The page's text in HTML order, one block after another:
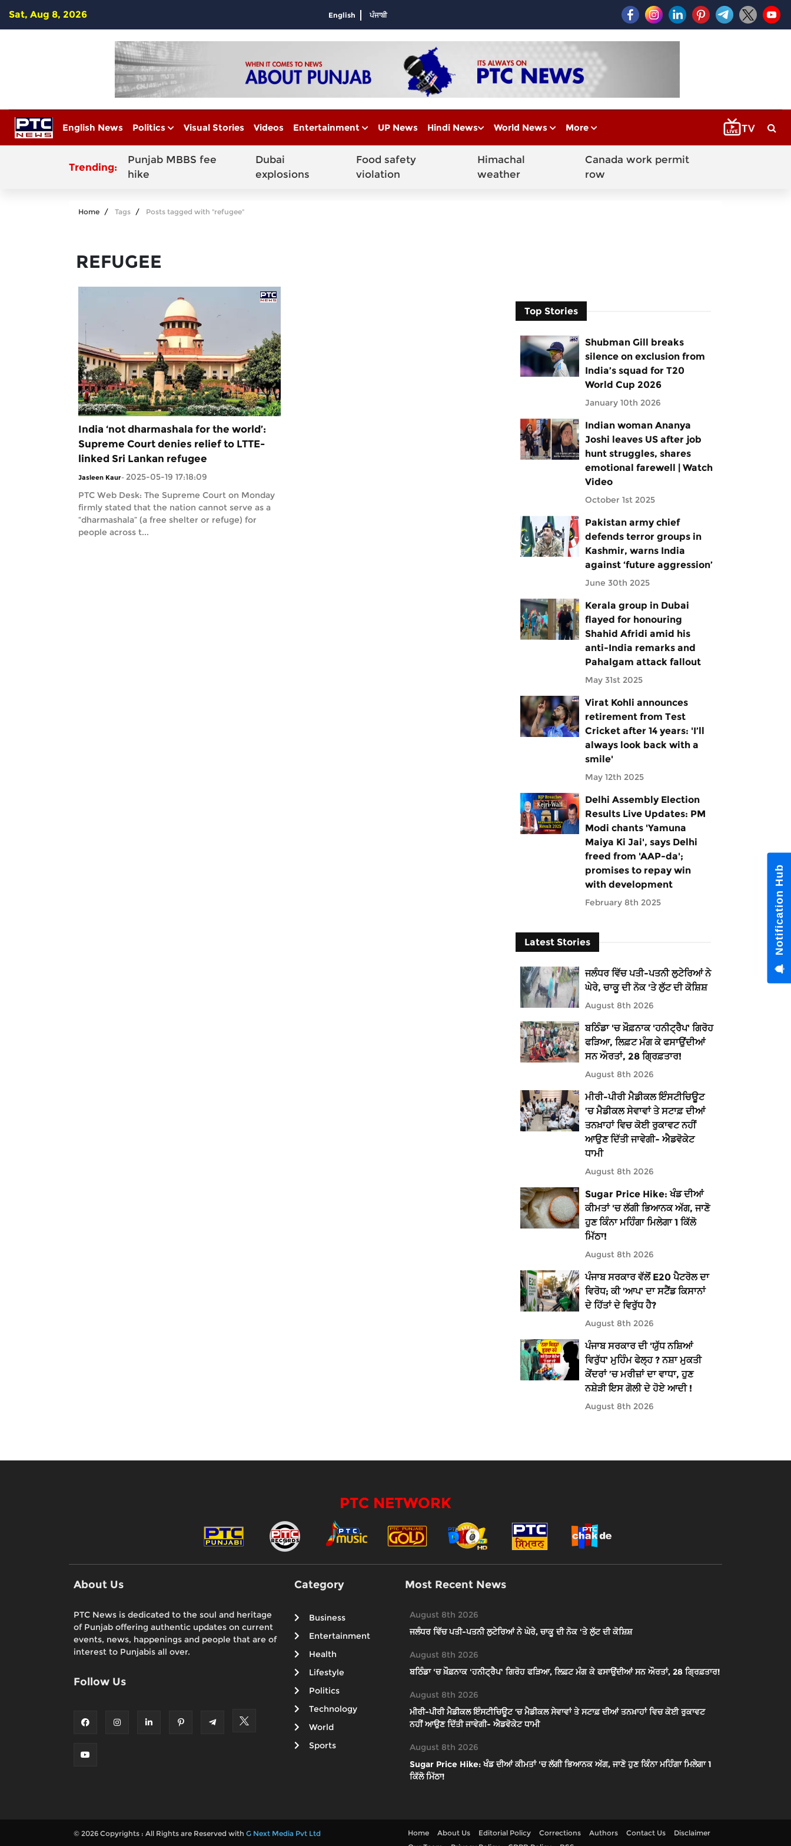
Sat, Aug 8, 2026 English ਪੰਜਾਬੀ
English News Politics Visual Stories Videos Entertainment UP News Hindi News World News More
Trending:
Punjab MBBS fee
hike
Dubai
explosions
Food safety
violation
Himachal
weather
Canada work permit
row
Home Tags Posts tagged with "refugee"
REFUGEE
India ‘not dharmashala for the world’:
Supreme Court denies relief to LTTE-
linked Sri Lankan refugee
Jasleen Kaur- 2025-05-19 17:18:09
PTC Web Desk: The Supreme Court on Monday
firmly stated that the nation cannot serve as a
“dharmashala” (a free shelter or refuge) for
people across t...
Top Stories
Shubman Gill breaks
silence on exclusion from
India’s squad for T20
World Cup 2026
January 10th 2026
Indian woman Ananya
Joshi leaves US after job
hunt struggles, shares
emotional farewell | Watch
Video
October 1st 2025
Pakistan army chief
defends terror groups in
Kashmir, warns India
against ‘future aggression’
June 30th 2025
Kerala group in Dubai
flayed for honouring
Shahid Afridi amid his
anti-India remarks and
Pahalgam attack fallout
May 31st 2025
Virat Kohli announces
retirement from Test
Cricket after 14 years: 'I’ll
always look back with a
smile'
May 12th 2025
Delhi Assembly Election
Results Live Updates: PM
Modi chants 'Yamuna
Maiya Ki Jai', says Delhi
freed from 'AAP-da';
promises to repay win
with development
February 8th 2025
Latest Stories
ਜਲੰਧਰ ਵਿੱਚ ਪਤੀ-ਪਤਨੀ ਲੁਟੇਰਿਆਂ ਨੇ
ਘੇਰੇ, ਚਾਕੂ ਦੀ ਨੋਕ 'ਤੇ ਲੁੱਟ ਦੀ ਕੋਸ਼ਿਸ਼
August 8th 2026
ਬਠਿੰਡਾ 'ਚ ਖ਼ੌਫ਼ਨਾਕ 'ਹਨੀਟ੍ਰੈਪ' ਗਿਰੋਹ
ਫੜਿਆ, ਲਿਫ਼ਟ ਮੰਗ ਕੇ ਫਸਾਉਂਦੀਆਂ
ਸਨ ਔਰਤਾਂ, 28 ਗ੍ਰਿਫ਼ਤਾਰ!
August 8th 2026
ਮੀਰੀ-ਪੀਰੀ ਮੈਡੀਕਲ ਇੰਸਟੀਚਿਊਟ
’ਚ ਮੈਡੀਕਲ ਸੇਵਾਵਾਂ ਤੇ ਸਟਾਫ਼ ਦੀਆਂ
ਤਨਖ਼ਾਹਾਂ ਵਿਚ ਕੋਈ ਰੁਕਾਵਟ ਨਹੀਂ
ਆਉਣ ਦਿੱਤੀ ਜਾਵੇਗੀ- ਐਡਵੋਕੇਟ
ਧਾਮੀ
August 8th 2026
Sugar Price Hike: ਖੰਡ ਦੀਆਂ
ਕੀਮਤਾਂ 'ਚ ਲੱਗੀ ਭਿਆਨਕ ਅੱਗ, ਜਾਣੋ
ਹੁਣ ਕਿੰਨਾ ਮਹਿੰਗਾ ਮਿਲੇਗਾ 1 ਕਿੱਲੋ
ਮਿੱਠਾ!
August 8th 2026
ਪੰਜਾਬ ਸਰਕਾਰ ਵੱਲੋਂ E20 ਪੈਟਰੋਲ ਦਾ
ਵਿਰੋਧ; ਕੀ 'ਆਪ' ਦਾ ਸਟੈਂਡ ਕਿਸਾਨਾਂ
ਦੇ ਹਿੱਤਾਂ ਦੇ ਵਿਰੁੱਧ ਹੈ?
August 8th 2026
ਪੰਜਾਬ ਸਰਕਾਰ ਦੀ 'ਯੁੱਧ ਨਸ਼ਿਆਂ
ਵਿਰੁੱਧ' ਮੁਹਿੰਮ ਫੇਲ੍ਹ ? ਨਸ਼ਾ ਮੁਕਤੀ
ਕੇਂਦਰਾਂ ’ਚ ਮਰੀਜ਼ਾਂ ਦਾ ਵਾਧਾ, ਹੁਣ
ਨਸ਼ੇੜੀ ਇਸ ਗੋਲੀ ਦੇ ਹੋਏ ਆਦੀ !
August 8th 2026
PTC NETWORK
About Us
PTC News is dedicated to the soul and heritage
of Punjab offering authentic updates on current
events, news, happenings and people that are of
interest to Punjabis all over.
Follow Us
Category
Business
Entertainment
Health
Lifestyle
Politics
Technology
World
Sports
Most Recent News
August 8th 2026
ਜਲੰਧਰ ਵਿੱਚ ਪਤੀ-ਪਤਨੀ ਲੁਟੇਰਿਆਂ ਨੇ ਘੇਰੇ, ਚਾਕੂ ਦੀ ਨੋਕ 'ਤੇ ਲੁੱਟ ਦੀ ਕੋਸ਼ਿਸ਼
August 8th 2026
ਬਠਿੰਡਾ 'ਚ ਖ਼ੌਫ਼ਨਾਕ 'ਹਨੀਟ੍ਰੈਪ' ਗਿਰੋਹ ਫੜਿਆ, ਲਿਫ਼ਟ ਮੰਗ ਕੇ ਫਸਾਉਂਦੀਆਂ ਸਨ ਔਰਤਾਂ, 28 ਗ੍ਰਿਫ਼ਤਾਰ!
August 8th 2026
ਮੀਰੀ-ਪੀਰੀ ਮੈਡੀਕਲ ਇੰਸਟੀਚਿਊਟ ’ਚ ਮੈਡੀਕਲ ਸੇਵਾਵਾਂ ਤੇ ਸਟਾਫ਼ ਦੀਆਂ ਤਨਖ਼ਾਹਾਂ ਵਿਚ ਕੋਈ ਰੁਕਾਵਟ
ਨਹੀਂ ਆਉਣ ਦਿੱਤੀ ਜਾਵੇਗੀ- ਐਡਵੋਕੇਟ ਧਾਮੀ
August 8th 2026
Sugar Price Hike: ਖੰਡ ਦੀਆਂ ਕੀਮਤਾਂ 'ਚ ਲੱਗੀ ਭਿਆਨਕ ਅੱਗ, ਜਾਣੋ ਹੁਣ ਕਿੰਨਾ ਮਹਿੰਗਾ ਮਿਲੇਗਾ 1
ਕਿੱਲੋ ਮਿੱਠਾ!
© 2026 Copyrights : All Rights are Reserved with G Next Media Pvt Ltd Home About Us Editorial Policy Corrections Authors Contact Us
Disclaimer
Notification Hub